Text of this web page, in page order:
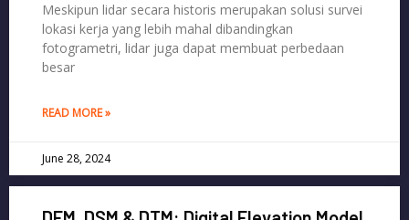
Meskipun lidar secara historis merupakan solusi survei
lokasi kerja yang lebih mahal dibandingkan
fotogrametri, lidar juga dapat membuat perbedaan
besar
READ MORE »
June 28, 2024